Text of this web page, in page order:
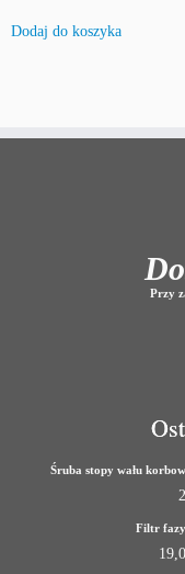
Dodaj do koszyka
Przy
Śruba stopy wału
Filtr